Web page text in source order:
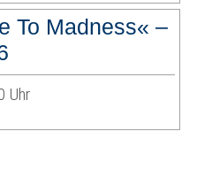
To Madness« –
Uhr